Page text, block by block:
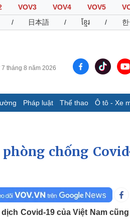
VOV3 VOV4 VOV5
/ 日本語 / ខ្មែរ /
tháng 8 năm 2026
Pháp luật Thể thao Ô tô - Xe
đó đây
Ảnh
E-Magazine
Ô tô - Xe máy
chống
Covid-19 của Việt Nam